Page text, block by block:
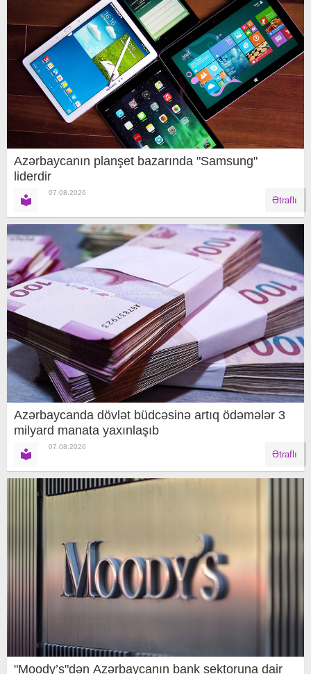
Azərbaycanın planşet bazarında "Samsung"
liderdir
07.08.2026
Ətraflı
Azərbaycanda dövlət büdcəsinə artıq ödəmələr 3
milyard manata yaxınlaşıb
07.08.2026
Ətraflı
"Moody’s"dən Azərbaycanın bank sektoruna dair